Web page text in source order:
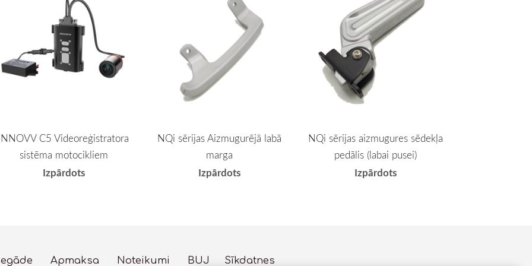
C5 Videoreģistratora
sistēma motocikliem
Izpārdots
NQi sērijas Aizmugurējā labā
marga
Izpārdots
NQi sērijas aizmugures sēdekļa
pedālis (labai pusei)
Izpārdots
Apmaksa Noteikumi BUJ Sīkdatnes